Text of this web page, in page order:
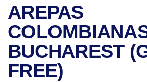
AREPAS
BUCHAREST
FREE)